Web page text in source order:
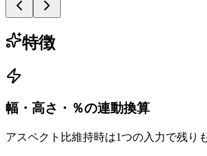
特徴
幅・高さ・％の連動換算
アスペクト比維持時は1つの入力で残り